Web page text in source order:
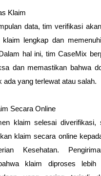
Klaim
data, tim verifikasi
lengkap dan
hal ini, tim CaseMix
dan memastikan bahwa
ada yang terlewat atau salah.
Secara Online
klaim selesai diverifikasi,
klaim secara online
Kesehatan.
klaim diproses lebih